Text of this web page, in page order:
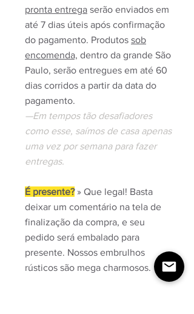
pronta entrega serão enviados em
até 7 dias úteis após confirmação
do pagamento. Produtos sob
encomenda, dentro da grande São
Paulo, serão entregues em até 60
dias corridos a partir da data do
pagamento.
—Em tempos tão desafiadores
como esse, saímos de casa apenas
uma vez por semana para fazer
entregas.
É presente?» Que legal! Basta
deixar um comentário na tela de
finalização da compra, e seu
pedido será embalado para
presente. Nossos embrulhos
rústicos são mega charmosos.